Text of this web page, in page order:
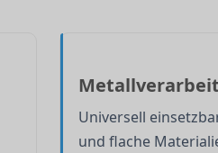
Universell
und flache